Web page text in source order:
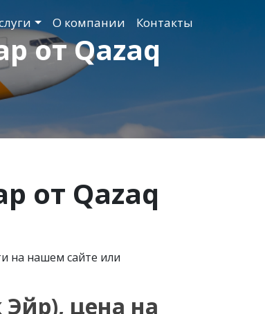
О компании Контакты
от Qazaq
от Qazaq
на нашем сайте или
Эйр), цена на